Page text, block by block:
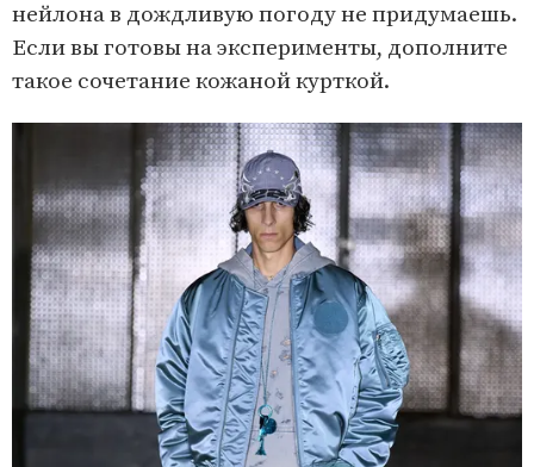
нейлона в дождливую погоду не придумаешь.
Если вы готовы на эксперименты, дополните
такое сочетание кожаной курткой.